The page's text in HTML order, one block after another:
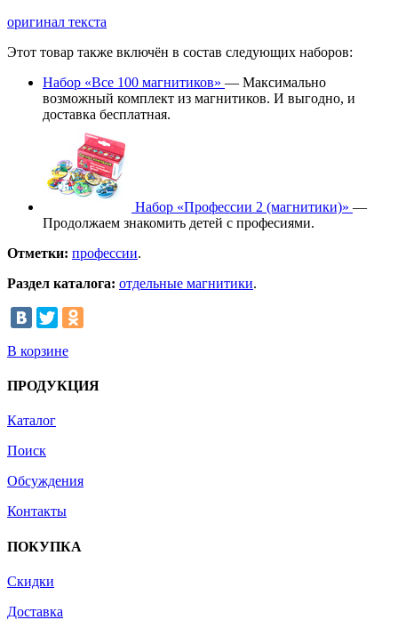
оригинал текста
Этот товар также включён в состав следующих наборов:
Набор «Все 100 магнитиков» — Максимально
возможный комплект из магнитиков. И выгодно, и
доставка бесплатная.
Набор «Профессии 2 (магнитики)» —
Продолжаем знакомить детей с професиями.
Отметки: профессии.
Раздел каталога: отдельные магнитики.
В корзине
ПРОДУКЦИЯ
Каталог
Поиск
Обсуждения
Контакты
ПОКУПКА
Скидки
Доставка